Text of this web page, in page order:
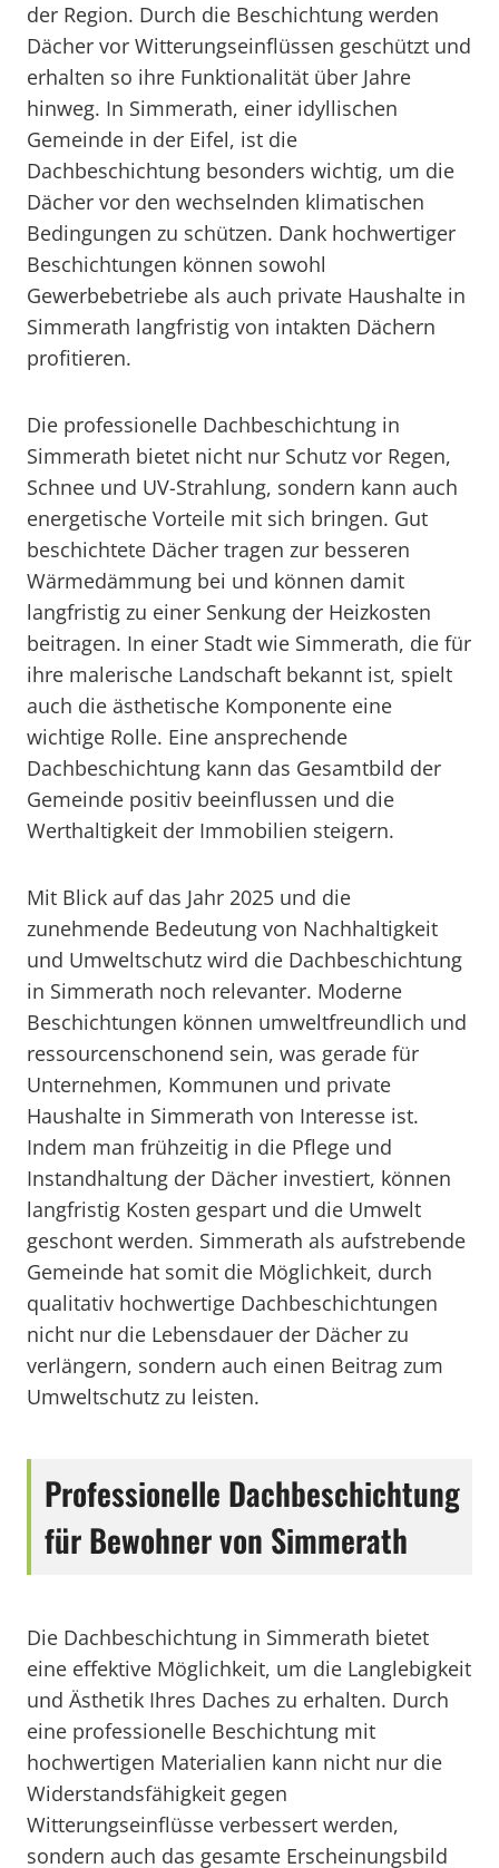
der Region. Durch die Beschichtung werden
Dächer vor Witterungseinflüssen geschützt und
erhalten so ihre Funktionalität über Jahre
hinweg. In Simmerath, einer idyllischen
Gemeinde in der Eifel, ist die
Dachbeschichtung besonders wichtig, um die
Dächer vor den wechselnden klimatischen
Bedingungen zu schützen. Dank hochwertiger
Beschichtungen können sowohl
Gewerbebetriebe als auch private Haushalte in
Simmerath langfristig von intakten Dächern
profitieren.
Die professionelle Dachbeschichtung in
Simmerath bietet nicht nur Schutz vor Regen,
Schnee und UV-Strahlung, sondern kann auch
energetische Vorteile mit sich bringen. Gut
beschichtete Dächer tragen zur besseren
Wärmedämmung bei und können damit
langfristig zu einer Senkung der Heizkosten
beitragen. In einer Stadt wie Simmerath, die für
ihre malerische Landschaft bekannt ist, spielt
auch die ästhetische Komponente eine
wichtige Rolle. Eine ansprechende
Dachbeschichtung kann das Gesamtbild der
Gemeinde positiv beeinflussen und die
Werthaltigkeit der Immobilien steigern.
Mit Blick auf das Jahr 2025 und die
zunehmende Bedeutung von Nachhaltigkeit
und Umweltschutz wird die Dachbeschichtung
in Simmerath noch relevanter. Moderne
Beschichtungen können umweltfreundlich und
ressourcenschonend sein, was gerade für
Unternehmen, Kommunen und private
Haushalte in Simmerath von Interesse ist.
Indem man frühzeitig in die Pflege und
Instandhaltung der Dächer investiert, können
langfristig Kosten gespart und die Umwelt
geschont werden. Simmerath als aufstrebende
Gemeinde hat somit die Möglichkeit, durch
qualitativ hochwertige Dachbeschichtungen
nicht nur die Lebensdauer der Dächer zu
verlängern, sondern auch einen Beitrag zum
Umweltschutz zu leisten.
Professionelle Dachbeschichtung
für Bewohner von Simmerath
Die Dachbeschichtung in Simmerath bietet
eine effektive Möglichkeit, um die Langlebigkeit
und Ästhetik Ihres Daches zu erhalten. Durch
eine professionelle Beschichtung mit
hochwertigen Materialien kann nicht nur die
Widerstandsfähigkeit gegen
Witterungseinflüsse verbessert werden,
sondern auch das gesamte Erscheinungsbild